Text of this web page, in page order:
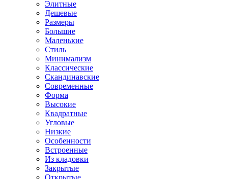
Элитные
Дешевые
Размеры
Большие
Маленькие
Стиль
Минимализм
Классические
Скандинавские
Современные
Форма
Высокие
Квадратные
Угловые
Низкие
Особенности
Встроенные
Из кладовки
Закрытые
Открытые